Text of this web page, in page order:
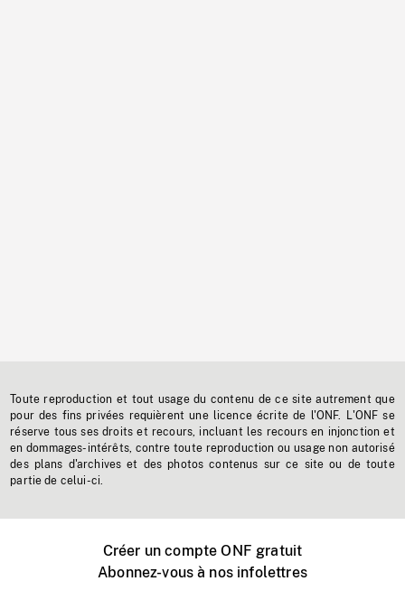
Toute reproduction et tout usage du contenu de ce site autrement que
pour des fins privées requièrent une licence écrite de l'ONF. L'ONF se
réserve tous ses droits et recours, incluant les recours en injonction et
en dommages-intérêts, contre toute reproduction ou usage non autorisé
des plans d'archives et des photos contenus sur ce site ou de toute
partie de celui-ci.
Créer un compte ONF gratuit
Abonnez-vous à nos infolettres